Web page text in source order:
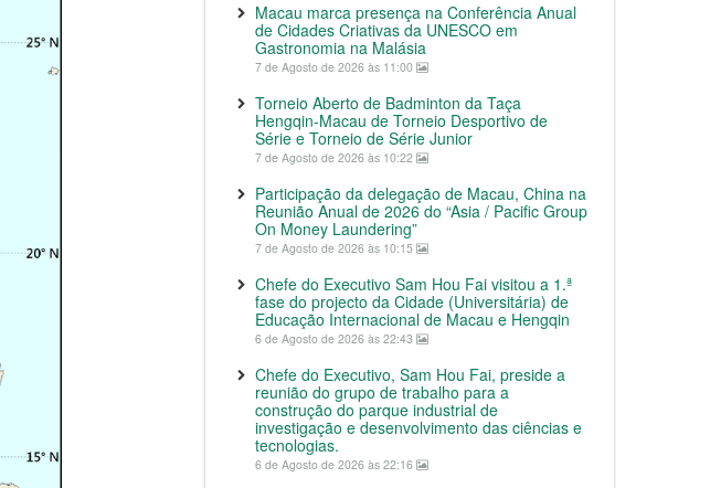
Macau marca presença na Conferência Anual
de Cidades Criativas da UNESCO em
Gastronomia na Malásia
7 de Agosto de 2026 às 11:00
Torneio Aberto de Badminton da Taça
Hengqin-Macau de Torneio Desportivo de
Série e Torneio de Série Junior
7 de Agosto de 2026 às 10:22
Participação da delegação de Macau, China na
Reunião Anual de 2026 do “Asia / Pacific Group
On Money Laundering”
7 de Agosto de 2026 às 10:15
Chefe do Executivo Sam Hou Fai visitou a 1.ª
fase do projecto da Cidade (Universitária) de
Educação Internacional de Macau e Hengqin
6 de Agosto de 2026 às 22:43
Chefe do Executivo, Sam Hou Fai, preside a
reunião do grupo de trabalho para a
construção do parque industrial de
investigação e desenvolvimento das ciências e
tecnologias.
6 de Agosto de 2026 às 22:16